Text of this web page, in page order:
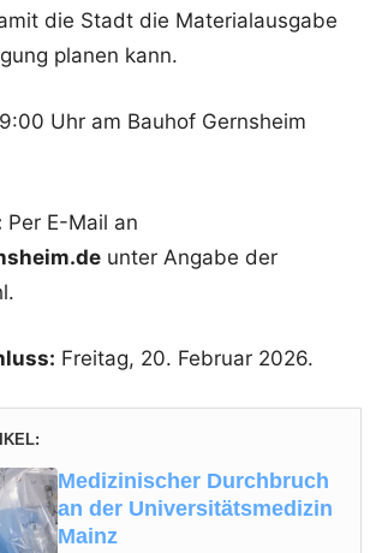
die Stadt die Materialausgabe
planen kann.
9:00 Uhr am Bauhof Gernsheim
Per E-Mail an
unter Angabe der
Freitag, 20. Februar 2026.
Medizinischer Durchbruch
an der Universitätsmedizin
Mainz